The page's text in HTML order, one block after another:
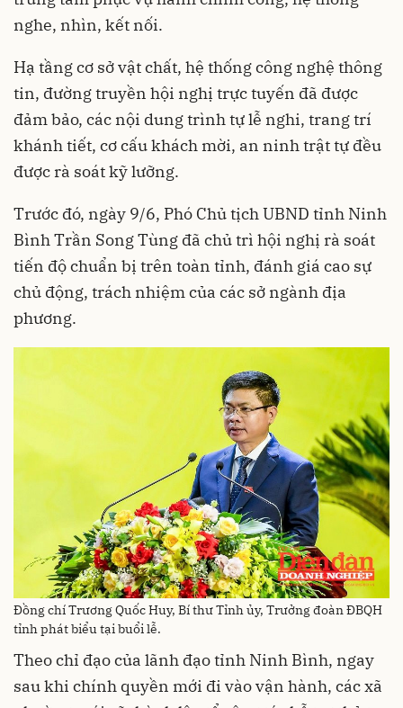
nghe, nhìn, kết nối.
Hạ tầng cơ sở vật chất, hệ thống công nghệ thông
tin, đường truyền hội nghị trực tuyến đã được
đảm bảo, các nội dung trình tự lễ nghi, trang trí
khánh tiết, cơ cấu khách mời, an ninh trật tự đều
được rà soát kỹ lưỡng.
Trước đó, ngày 9/6, Phó Chủ tịch UBND tỉnh Ninh
Bình Trần Song Tùng đã chủ trì hội nghị rà soát
tiến độ chuẩn bị trên toàn tỉnh, đánh giá cao sự
chủ động, trách nhiệm của các sở ngành địa
phương.
Đồng chí Trương Quốc Huy, Bí thư Tỉnh ủy, Trưởng đoàn ĐBQH
tỉnh phát biểu tại buổi lễ.
Theo chỉ đạo của lãnh đạo tỉnh Ninh Bình, ngay
sau khi chính quyền mới đi vào vận hành, các xã